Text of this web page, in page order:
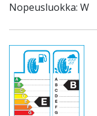
Nopeusluokka: W